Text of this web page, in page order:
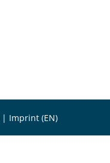
| Imprint (EN)